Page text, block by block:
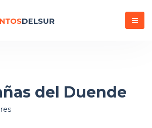
Menú
del Duende